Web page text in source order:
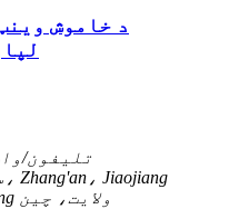
د خاموش
تلیفون/واټس اپ:
ولسوالۍ، Taizhou ښار، Zhejiang ولايت، چين